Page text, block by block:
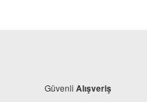
Güvenli Alışveriş